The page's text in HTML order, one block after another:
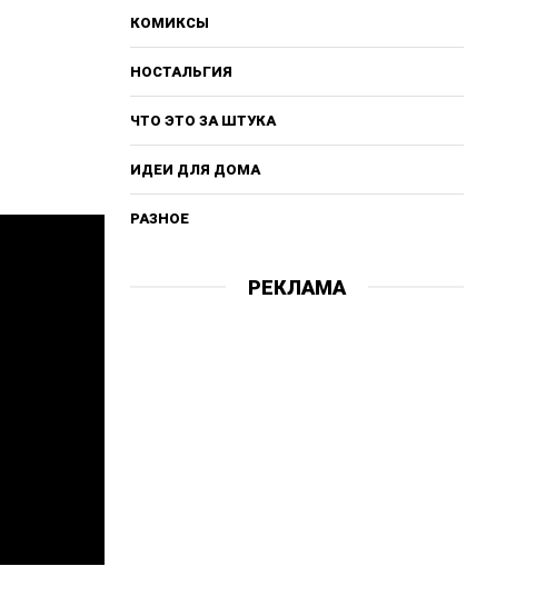
КОМИКСЫ
НОСТАЛЬГИЯ
ЧТО ЭТО ЗА ШТУКА
ИДЕИ ДЛЯ ДОМА
РАЗНОЕ
РЕКЛАМА